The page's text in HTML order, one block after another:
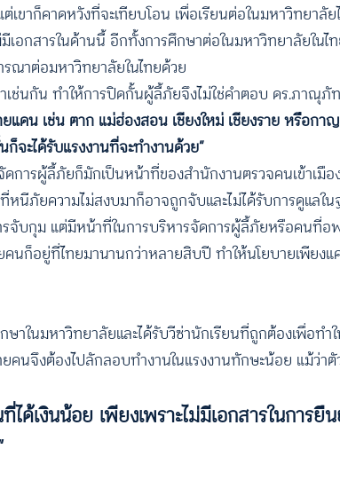
เขาก็คาดหวังที่จะเทียบโอน เพื่อเรียนต่อในมหาวิทยาลั
เอกสารในด้านนี้ อีกทั้งการศึกษาต่อในมหาวิทยาลัยใน
ณาต่อมหาวิทยาลัยในไทยด้วย
ช่นกัน ทำให้การปิดกั้นผู้ลี้ภัยจึงไม่ใช่คำตอบ ดร.ภาณุภั
ดน เช่น ตาก แม่ฮ่องสอน เชียงใหม่ เชียงราย หรือก
ะได้รับแรงงานที่จะทำงานด้วย”
ารผู้ลี้ภัยก็มักเป็นหน้าที่ของสำนักงานตรวจคนเข้าเมือ
นีภัยความไม่สงบมาก็อาจถูกจับและไม่ได้รับการดูแล
จับกุม แต่มีหน้าที่ในการบริหารจัดการผู้ลี้ภัยหรือคนที่อ
นก็อยู่ที่ไทยมานานกว่าหลายสิบปี ทำให้นโยบายเพียงแ
าในมหาวิทยาลัยและได้รับวีซ่านักเรียนที่ถูกต้องเพื่อทำ
งต้องไปลักลอบทำงานในแรงงานทักษะน้อย แม้ว่าตัว
ด้เงินน้อย เพียงเพราะไม่มีเอกสารในการ